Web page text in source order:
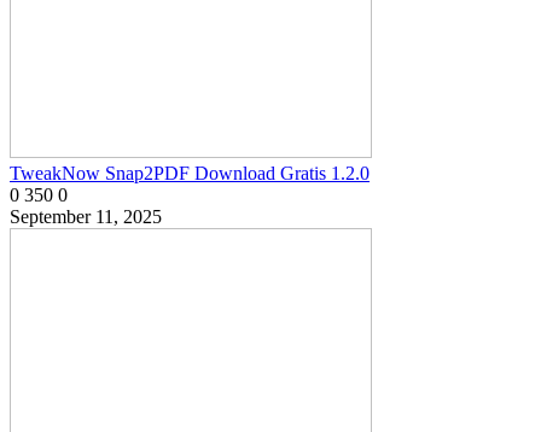
TweakNow Snap2PDF Download Gratis 1.2.0
0 350 0
September 11, 2025